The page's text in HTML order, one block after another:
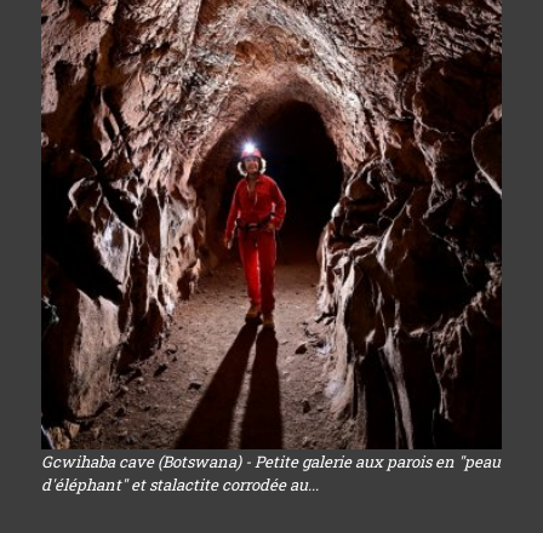
Gcwihaba cave (Botswana) - Petite galerie aux parois en "peau
d'éléphant" et stalactite corrodée au...